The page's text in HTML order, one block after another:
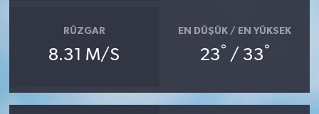
RÜZGAR
8.31 M/S
EN DÜŞÜK / EN YÜKSEK
23° / 33°